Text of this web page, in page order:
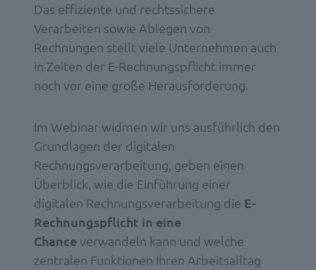
Das effiziente und rechtssichere
Verarbeiten sowie Ablegen von
Rechnungen stellt viele Unternehmen auch
in Zeiten der E-Rechnungspflicht immer
noch vor eine große Herausforderung.
Im Webinar widmen wir uns ausführlich den
Grundlagen der digitalen
Rechnungsverarbeitung, geben einen
Überblick, wie die Einführung einer
digitalen Rechnungsverarbeitung die E-
Rechnungspflicht in eine
Chance verwandeln kann und welche
zentralen Funktionen Ihren Arbeitsalltag